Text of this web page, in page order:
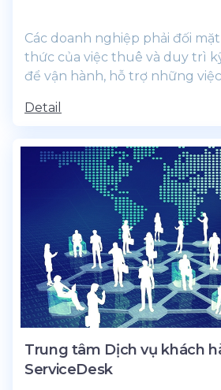
Các doanh nghiệp phải đối
thức của việc thuê và duy trì
để vận hành, hỗ trợ những
Detail
Trung tâm Dịch vụ khách
ServiceDesk